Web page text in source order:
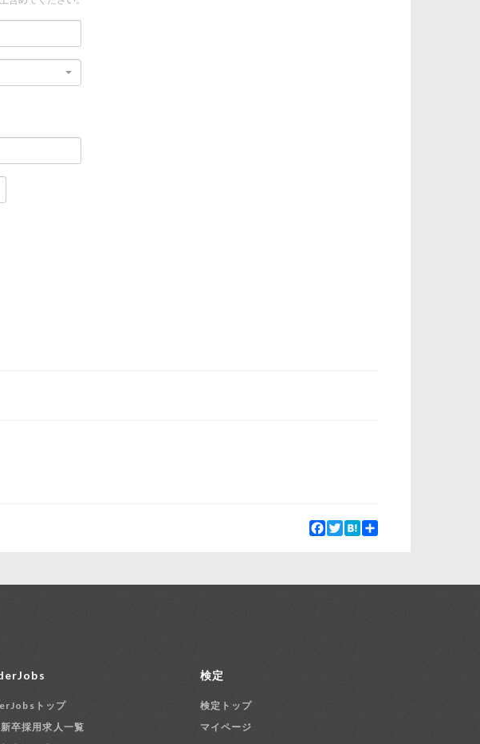
Facebook
Twitter
Hatena
トップ
卒採用求人一覧
検定
検定トップ
マイページ